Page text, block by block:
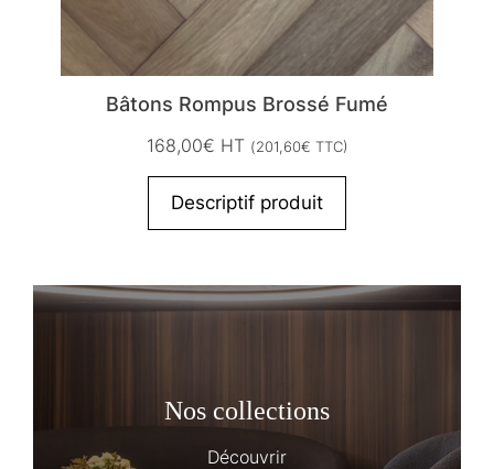
Bâtons Rompus Brossé Fumé
168,00€ HT (201,60€ TTC)
Descriptif produit
Nos collections
Découvrir